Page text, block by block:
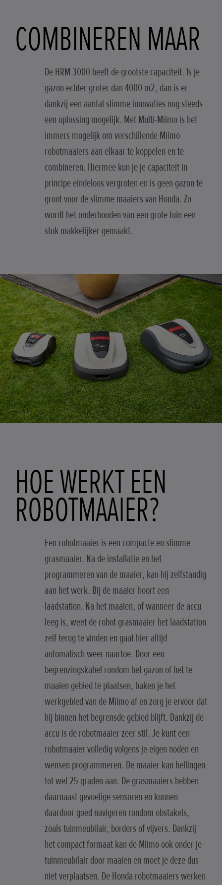
COMBINEREN MAAR
De HRM 3000 heeft de grootste capaciteit. Is je
gazon echter groter dan 4000 m2, dan is er
dankzij een aantal slimme innovaties nog steeds
een oplossing mogelijk. Met Multi-Miimo is het
immers mogelijk om verschillende Miimo
robotmaaiers aan elkaar te koppelen en te
combineren. Hiermee kun je je capaciteit in
principe eindeloos vergroten en is geen gazon te
groot voor de slimme maaiers van Honda. Zo
wordt het onderhouden van een grote tuin een
stuk makkelijker gemaakt.
HOE WERKT EEN
ROBOTMAAIER?
Een robotmaaier is een compacte en slimme
grasmaaier. Na de installatie en het
programmeren van de maaier, kan hij zelfstandig
aan het werk. Bij de maaier hoort een
laadstation. Na het maaien, of wanneer de accu
leeg is, weet de robot grasmaaier het laadstation
zelf terug te vinden en gaat hier altijd
automatisch weer naartoe. Door een
begrenzingskabel rondom het gazon of het te
maaien gebied te plaatsen, baken je het
werkgebied van de Miimo af en zorg je ervoor dat
hij binnen het begrensde gebied blijft. Dankzij de
accu is de robotmaaier zeer stil. Je kunt een
robotmaaier volledig volgens je eigen noden en
wensen programmeren. De maaier kan hellingen
tot wel 25 graden aan. De grasmaaiers hebben
daarnaast gevoelige sensoren en kunnen
daardoor goed navigeren rondom obstakels,
zoals tuinmeubilair, borders of vijvers. Dankzij
het compact formaat kan de Miimo ook onder je
tuinmeubilair door maaien en moet je deze dus
niet verplaatsen. De Honda robotmaaiers werken